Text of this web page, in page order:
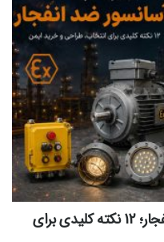
تجهیزات و قطعات آسانسور ضد انفجار؛ 12 نکته کلیدی برای